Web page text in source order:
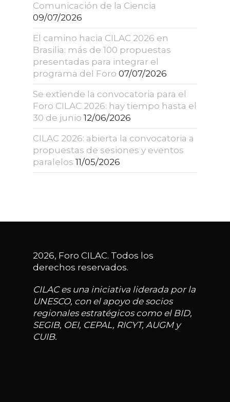
Comunicación de la Ciencia
09/07/2026
El camino hacia CILAC 2026 en
Brasilia: más de 100 propuestas
presentadas para integrar el
programa del Foro 07/07/2026
Se extiende la convocatoria para el
Foro CILAC 2026: hay tiempo hasta el
30 de junio 12/06/2026
CILAC 2026: abierta la convocatoria a
propuestas de sesiones y eventos
paralelos 11/05/2026
2026, Foro CILAC. Todos los
derechos reservados.
CILAC es una iniciativa liderada por la
UNESCO, con el apoyo de socios
regionales estratégicos como el BID,
SEGIB, OEI, CEPAL, RICYT, AUGM y
CUIB.